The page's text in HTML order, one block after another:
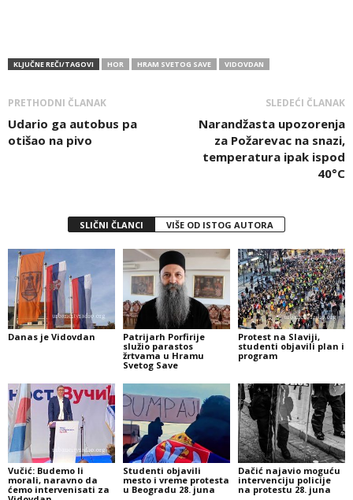
KLJUČNE REČI/TAGOVI HOR HRAM SVETOG SAVE VIDOVDAN
PRETHODNI ČLANAK
Udario ga autobus pa
otišao na pivo
SLEDEĆI ČLANAK
Narandžasta upozorenja
za Požarevac na snazi,
temperatura ipak ispod
40°C
SLIČNI ČLANCI VIŠE OD ISTOG AUTORA
Danas je Vidovdan
Patrijarh Porfirije
služio parastos
žrtvama u Hramu
Svetog Save
Protest na Slaviji,
studenti objavili plan i
program
Vučić: Budemo li
morali, naravno da
ćemo intervenisati za
Studenti objavili
mesto i vreme protesta
u Beogradu 28. juna
Dačić najavio moguću
intervenciju policije
na protestu 28. juna